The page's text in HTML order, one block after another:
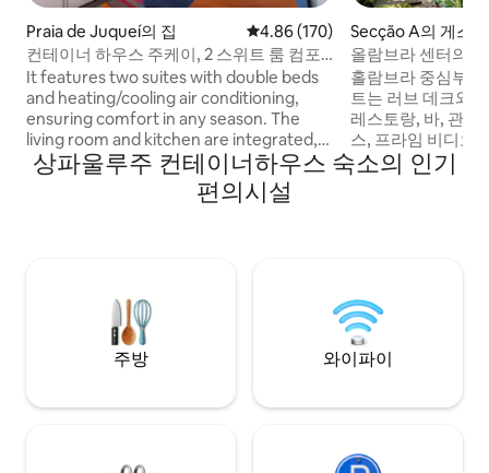
Praia de Juqueí의 집 평점 4.86점(5점 만점), 후기 170
4.86 (170)
컨테이너 하우스 주케이, 2 스위트 룸 컴포
트
It features two suites with double beds
and heating/cooling air conditioning,
ensuring comfort in any season. The
living room and kitchen are integrated,
perfect setting for meals and relaxed
moments. Two container doors open
onto a spacious wooden deck,
home combines sustainability, comfort,
and nature, making it an ideal retreat for
Secção A의 게스
올람브라 센터의
홀람브라 중심부
트는 러브 데크와
레스토랑, 바, 관광지
스, 프라임 비디오,
바, 전자레인지가
있습니다. 녹색 지
부는 변동될 수 있
상파울루주 컨테이너하우스 숙소의 인기
편의시설
주방 와이파이